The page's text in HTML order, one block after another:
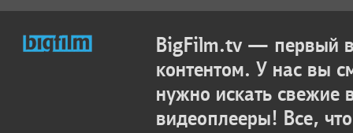
BigFilm.tv — первый
контентом. У нас вы
нужно искать свежие
видеоплееры! Все,